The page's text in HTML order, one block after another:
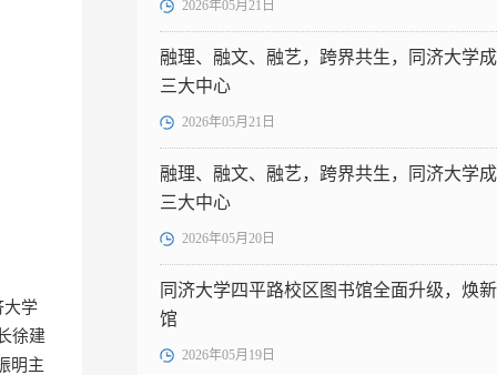
大学
徐建
明主
2026年05月21日
融理、融文、融艺，跨界共生，同济大学
三大中心
2026年05月21日
融理、融文、融艺，跨界共生，同济大学
三大中心
2026年05月20日
同济大学四平路校区图书馆全面升级，焕
馆
2026年05月19日